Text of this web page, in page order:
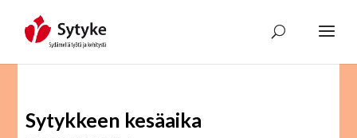
content
Sytykkeen kesäaika